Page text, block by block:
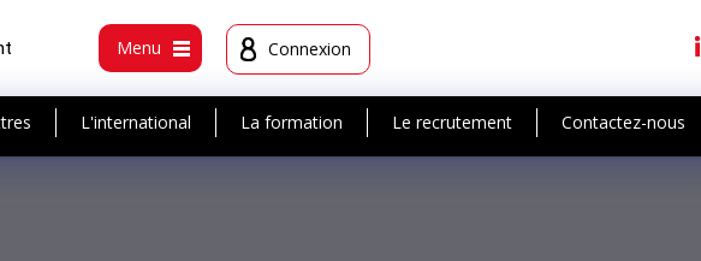
Menu Connexion
L'international La formation Le recrutement Contactez-nous